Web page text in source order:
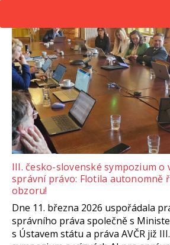
III. česko-slovenské sympozium o
správní právo: Flotila autonomně
obzoru!
Dne 11. března 2026 uspořádala
správního práva společně s
s Ústavem státu a práva AVČR již